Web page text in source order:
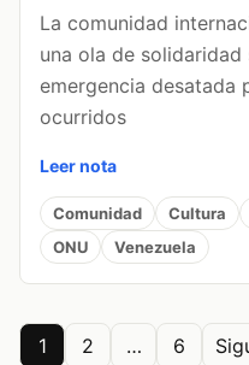
La comunidad
una ola de
emergencia desatada
ocurridos
Leer nota
Comunidad Cultura
ONU
Venezuela
Posts
1 2 … 6